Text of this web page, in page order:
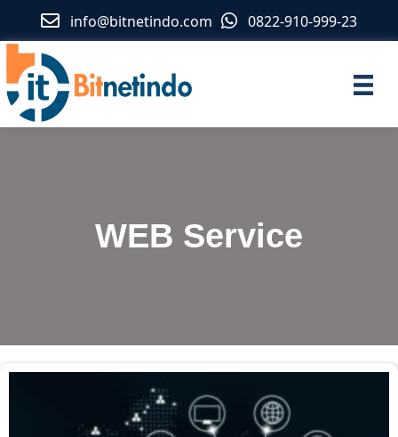
info@bitnetindo.com 0822-910-999-23
WEB Service